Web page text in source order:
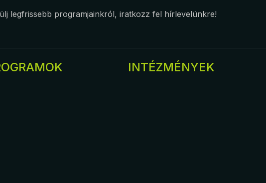
legfrissebb programjainkról, iratkozz fel hírlevelünkre!
INTÉZMÉNYEK